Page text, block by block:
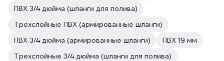
ПВХ 3/4 дюйма (шланги для полива)
Трехслойные ПВХ (армированные шланги)
ПВХ 3/4 дюйма (армированные шланги)
ПВХ 19 мм
Трехслойные 3/4 дюйма (шланги для полива)